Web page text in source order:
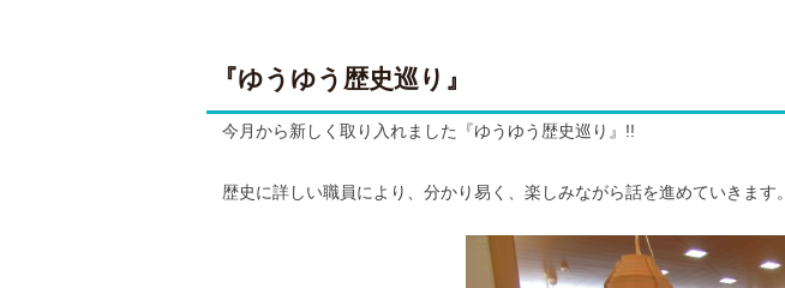
『ゆうゆう歴史巡り』
今月から新しく取り入れました『ゆうゆう歴史巡り』!!
歴史に詳しい職員により、分かり易く、楽しみながら話を進めていきます。